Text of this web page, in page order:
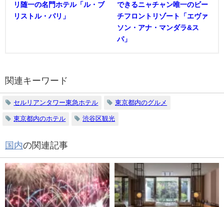
リ随一の名門ホテル「ル・ブ
リストル・パリ」
できるニャチャン唯一のビー
チフロントリゾート「エヴァ
ソン・アナ・マンダラ&ス
パ」
関連キーワード
セルリアンタワー東急ホテル 東京都内のグルメ
東京都内のホテル 渋谷区観光
国内の関連記事